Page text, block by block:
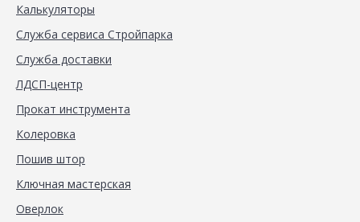
Калькуляторы
Служба сервиса Стройпарка
Служба доставки
ЛДСП-центр
Прокат инструмента
Колеровка
Пошив штор
Ключная мастерская
Оверлок